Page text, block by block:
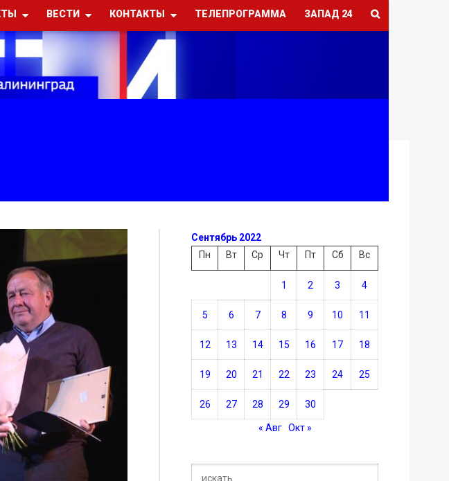
ВЕСТИ КОНТАКТЫ ТЕЛЕПРОГРАММА ЗАПАД 24
Сентябрь 2022
Пн
Вт Ср Чт Пт Сб Вс
1 2 3 4
5 6 7 8 9 10 11
12 13 14 15 16 17 18
19 20 21 22 23 24 25
26 27 28 29 30
« Авг Окт »